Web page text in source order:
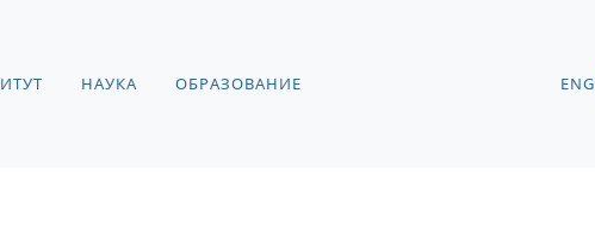
НАУКА ОБРАЗОВАНИЕ ENG